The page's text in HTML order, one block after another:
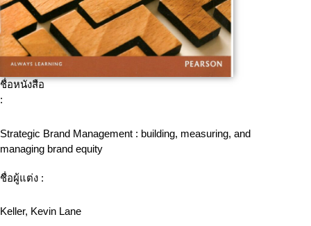
ชื่อหนังสือ
:
Strategic Brand Management : building, measuring, and
managing brand equity
ชื่อผู้แต่ง :
Keller, Kevin Lane